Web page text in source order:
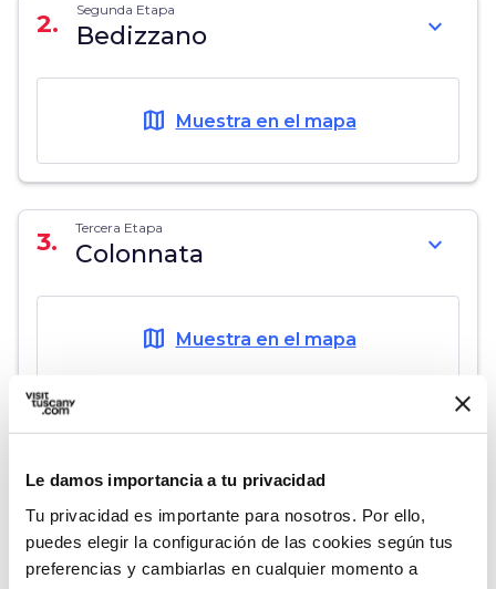
Le damos importancia a tu privacidad
Tu privacidad es importante para nosotros. Por ello,
puedes elegir la configuración de las cookies según tus
preferencias y cambiarlas en cualquier momento a
2. Segunda Etapa
Bedizzano expand_more
map Muestra en el mapa
3. Tercera Etapa
Colonnata expand_more
map Muestra en el mapa